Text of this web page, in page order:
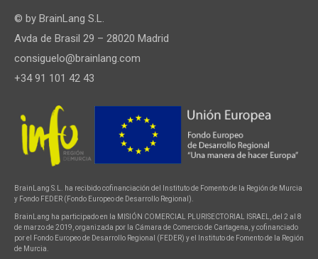
© by BrainLang S.L.
Avda de Brasil 29 – 28020 Madrid
consiguelo@brainlang.com
+34 91 101 42 43
BrainLang S.L. ha recibido cofinanciación del Instituto de Fomento de la Región de Murcia
y Fondo FEDER (Fondo Europeo de Desarrollo Regional).
BrainLang ha participado en la MISIÓN COMERCIAL PLURISECTORIAL ISRAEL, del 2 al 8
de marzo de 2019, organizada por la Cámara de Comercio de Cartagena, y cofinanciado
por el Fondo Europeo de Desarrollo Regional (FEDER) y el Instituto de Fomento de la Región
de Murcia.